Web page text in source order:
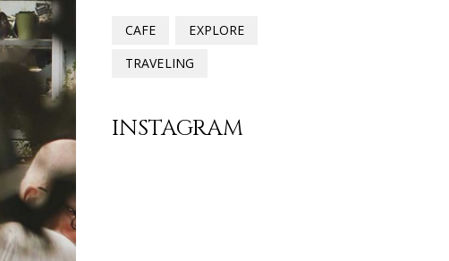
CAFE
EXPLORE
TRAVELING
INSTAGRAM